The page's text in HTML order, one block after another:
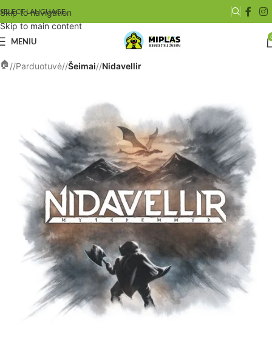
Skip to navigation
Skip to main content
SELECT LANGUAGE
MENIU
/ Parduotuvė/ Šeimai/ Nidavellir